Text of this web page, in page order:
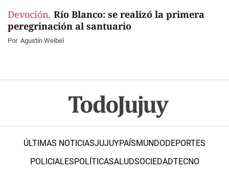
Devoción. Río Blanco: se realizó la primera
peregrinación al santuario
Por Agustín Weibel
ÚLTIMAS NOTICIASJUJUYPAÍSMUNDODEPORTES
POLICIALESPOLÍTICASALUDSOCIEDADTECNO